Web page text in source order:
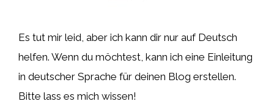
Es tut mir leid, aber ich kann dir nur auf Deutsch
helfen. Wenn du möchtest, kann ich eine Einleitung
in deutscher Sprache für deinen Blog erstellen.
Bitte lass es mich wissen!